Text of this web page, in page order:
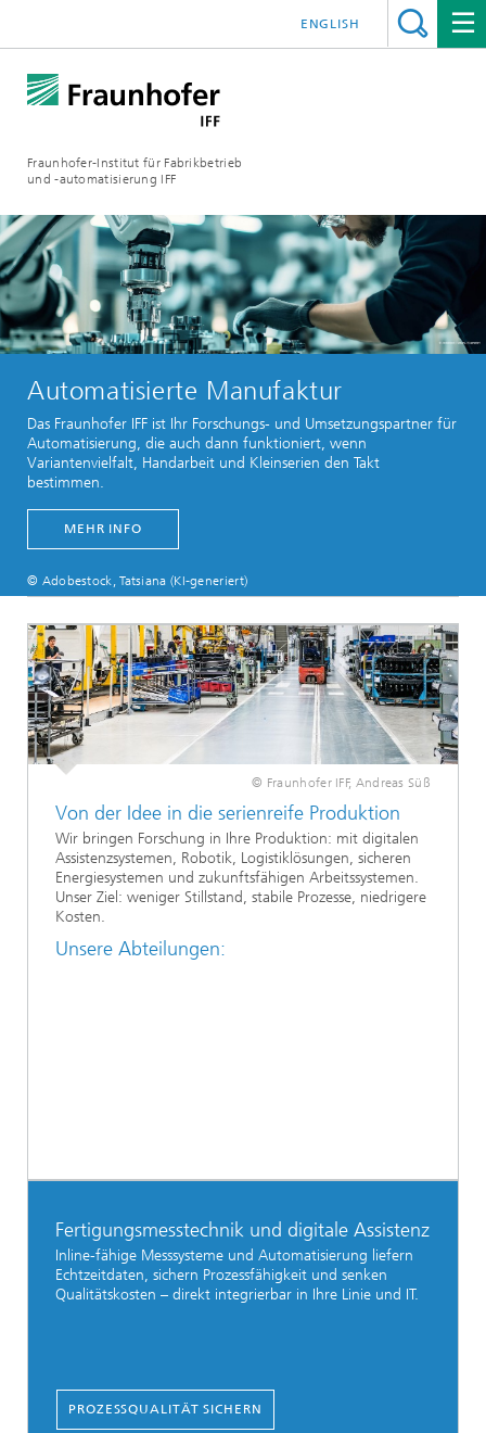
Fraunhofer-Institut für Fabrikbetrieb
und -automatisierung IFF
ENGLISH
Automatisierte Manufaktur
Das Fraunhofer IFF ist Ihr Forschungs- und Umsetzungspartner für
Automatisierung, die auch dann funktioniert, wenn
Variantenvielfalt, Handarbeit und Kleinserien den Takt
bestimmen.
MEHR INFO
© Adobestock, Tatsiana (KI-generiert)
© Fraunhofer IFF, Andreas Süß
Von der Idee in die serienreife Produktion
Wir bringen Forschung in Ihre Produktion: mit digitalen
Assistenzsystemen, Robotik, Logistiklösungen, sicheren
Energiesystemen und zukunftsfähigen Arbeitssystemen.
Unser Ziel: weniger Stillstand, stabile Prozesse, niedrigere
Kosten.
Unsere Abteilungen:
Fertigungsmesstechnik und digitale Assistenz
Inline-fähige Messsysteme und Automatisierung liefern
Echtzeitdaten, sichern Prozessfähigkeit und senken
Qualitätskosten – direkt integrierbar in Ihre Linie und IT.
PROZESSQUALITÄT SICHERN